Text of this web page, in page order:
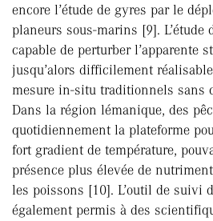
encore l’étude de gyres par le
planeurs sous-marins [9]. L’étude
capable de perturber l’apparente
jusqu’alors difficilement
mesure in-situ traditionnels sans
Dans la région lémanique, des
quotidiennement la plateforme
fort gradient de température,
présence plus élevée de
les poissons [10]. L’outil de suivi
également permis à des